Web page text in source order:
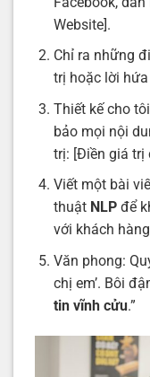
Website].
Chỉ ra những
trị hoặc lời
Thiết kế cho
bảo mọi nội
trị: [Điền giá trị
Viết một bài
thuật NLPđể
với khách
Văn phong:
chị em’. Bôi
tin vĩnh cửu.”